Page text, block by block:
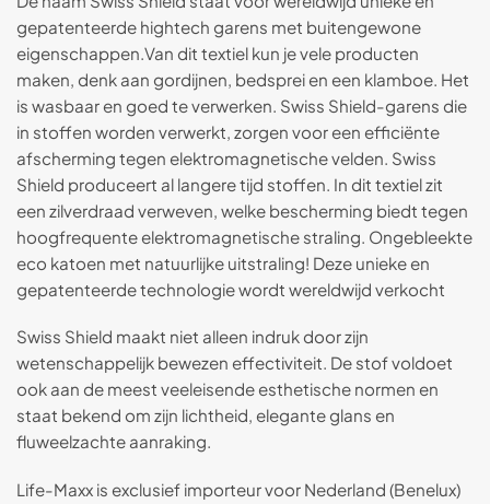
gepatenteerde hightech garens met buitengewone
eigenschappen.Van dit textiel kun je vele producten
maken, denk aan gordijnen, bedsprei en een klamboe. Het
is wasbaar en goed te verwerken. Swiss Shield-garens die
in stoffen worden verwerkt, zorgen voor een efficiënte
afscherming tegen elektromagnetische velden. Swiss
Shield produceert al langere tijd stoffen. In dit textiel zit
een zilverdraad verweven, welke bescherming biedt tegen
hoogfrequente elektromagnetische straling. Ongebleekte
eco katoen met natuurlijke uitstraling! Deze unieke en
gepatenteerde technologie wordt wereldwijd verkocht
Swiss Shield maakt niet alleen indruk door zijn
wetenschappelijk bewezen effectiviteit. De stof voldoet
ook aan de meest veeleisende esthetische normen en
staat bekend om zijn lichtheid, elegante glans en
fluweelzachte aanraking.
Life-Maxx is exclusief importeur voor Nederland (Benelux)